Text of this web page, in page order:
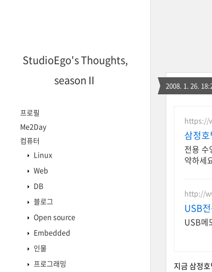
StudioEgo's Thoughts,
seasonⅡ
프로필
Me2Day
컴퓨터
Linux
Web
DB
블로그
Open source
Embedded
인물
프로그래밍
2008. 1. 26.
https://
삼정
전용 수
약하세
http://
USB
지금 삼정